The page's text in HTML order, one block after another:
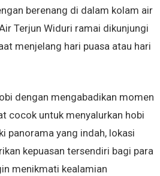
berenang di dalam kolam air
Terjun Widuri ramai dikunjungi
menjelang hari puasa atau hari
dengan mengabadikan momen
cocok untuk menyalurkan hobi
panorama yang indah, lokasi
kepuasan tersendiri bagi para
menikmati kealamian